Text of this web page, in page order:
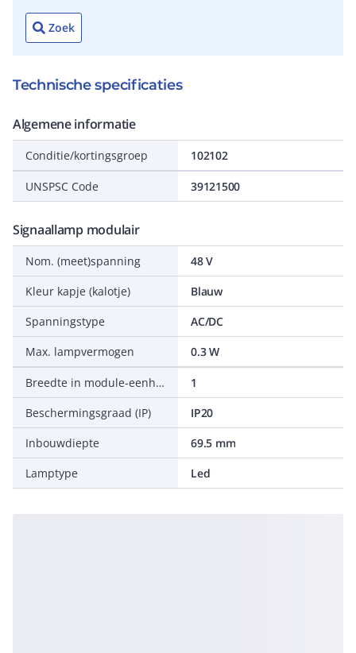
Zoek
Technische specificaties
Algemene informatie
Conditie/kortingsgroep 102102
UNSPSC Code 39121500
Signaallamp modulair
Nom. (meet)spanning
48 V
Kleur kapje (kalotje)
Blauw
Spanningstype
AC/DC
Max. lampvermogen
0.3 W
Breedte in module-eenheden
1
Beschermingsgraad (IP)
IP20
Inbouwdiepte
69.5 mm
Lamptype
Led